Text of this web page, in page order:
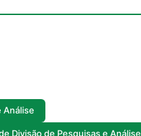
Análise
Divisão de Pesquisas e Análise